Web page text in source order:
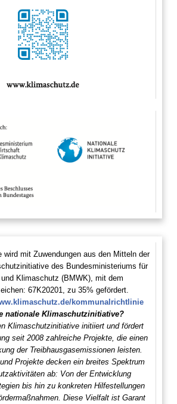
wird mit Zuwendungen aus den Mitteln der
des Bundesministeriums für
Klimaschutz (BMWK), mit dem
67K20201, zu 35% gefördert.
kommunalrichtlinie
nationale Klimaschutzinitiative?
Klimaschutzinitiative initiiert und fördert
seit 2008 zahlreiche Projekte, die einen
der Treibhausgasemissionen leisten.
Projekte decken ein breites Spektrum
ab: Von der Entwicklung
bis hin zu konkreten Hilfestellungen
Diese Vielfalt ist Garant